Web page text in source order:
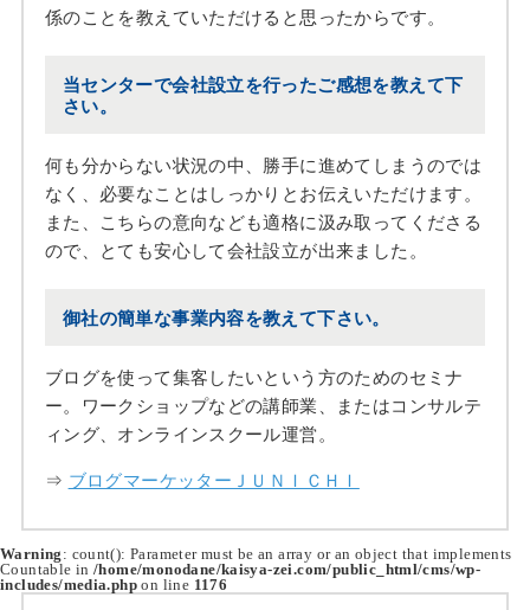
係のことを教えていただけると思ったからです。
当センターで会社設立を行ったご感想を教えて下
さい。
何も分からない状況の中、勝手に進めてしまうのでは
なく、必要なことはしっかりとお伝えいただけます。
また、こちらの意向なども適格に汲み取ってくださる
ので、とても安心して会社設立が出来ました。
御社の簡単な事業内容を教えて下さい。
ブログを使って集客したいという方のためのセミナ
ー。ワークショップなどの講師業、またはコンサルテ
ィング、オンラインスクール運営。
⇒ ブログマーケッターＪＵＮＩＣＨＩ
Warning : count(): Parameter must be an array or an object that implements
Countable in/home/monodane/kaisya-zei.com/public_html/cms/wp-
includes/media.php on line 1176